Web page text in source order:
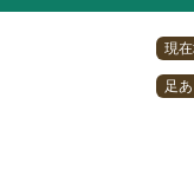
現
足あ